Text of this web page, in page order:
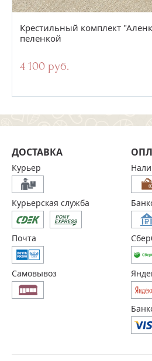
Крестильный комплект
пеленкой
4 100 руб.
ДОСТАВКА
Курьер
Курьерская служба
Почта
Самовывоз